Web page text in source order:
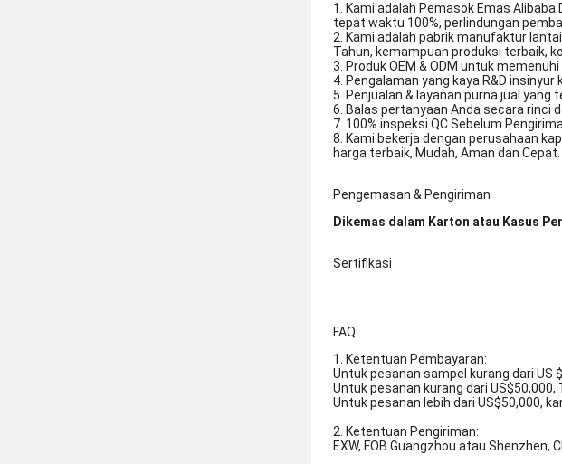
1. Kami adalah Pemasok Emas
tepat waktu 100%, perlindungan
2. Kami adalah pabrik manufaktur
Tahun, kemampuan produksi terbaik,
3. Produk OEM & ODM untuk
4. Pengalaman yang kaya R&D insinyur
5. Penjualan & layanan purna jual yang
6. Balas pertanyaan Anda secara rinci
7. 100% inspeksi QC Sebelum
8. Kami bekerja dengan perusahaan
harga terbaik, Mudah, Aman dan Cepat.
Pengemasan & Pengiriman
Dikemas dalam Karton atau Kasus
Sertifikasi
FAQ
1. Ketentuan Pembayaran:
Untuk pesanan sampel kurang dari US
Untuk pesanan kurang dari
Untuk pesanan lebih dari US$50,000,
2. Ketentuan Pengiriman:
EXW, FOB Guangzhou atau Shenzhen,